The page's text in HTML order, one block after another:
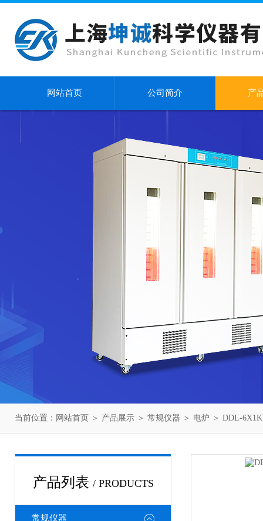
网站首页 公司简介 产
当前位置： 网站首页 ＞ 产品展示 ＞ 常规仪器 ＞ 电炉 ＞ DDL-
产品列表 / PRODUCTS
常规仪器